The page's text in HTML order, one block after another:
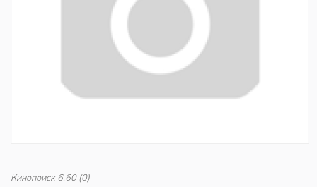
Кинопоиск 6.60(0)